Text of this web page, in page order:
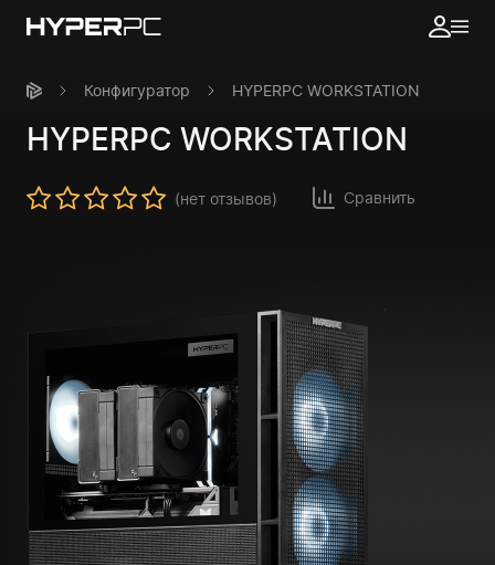
Конфигуратор HYPERPC WORKSTATION
HYPERPC WORKSTATION
(нет отзывов) Сравнить